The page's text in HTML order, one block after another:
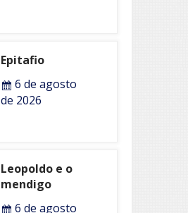
Epitafio
6 de agosto
de 2026
Leopoldo e o
mendigo
6 de agosto